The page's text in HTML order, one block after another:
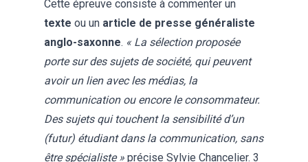
Cette épreuve consiste à commenter un
texte ou un article de presse généraliste
anglo-saxonne. « La sélection proposée
porte sur des sujets de société, qui peuvent
avoir un lien avec les médias, la
communication ou encore le consommateur.
Des sujets qui touchent la sensibilité d’un
(futur) étudiant dans la communication, sans
être spécialiste » précise Sylvie Chancelier. 3